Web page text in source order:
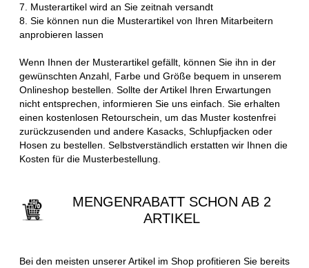
7. Musterartikel wird an Sie zeitnah versandt
8. Sie können nun die Musterartikel von Ihren Mitarbeitern
anprobieren lassen
Wenn Ihnen der Musterartikel gefällt, können Sie ihn in der
gewünschten Anzahl, Farbe und Größe bequem in unserem
Onlineshop bestellen. Sollte der Artikel Ihren Erwartungen
nicht entsprechen, informieren Sie uns einfach. Sie erhalten
einen kostenlosen Retourschein, um das Muster kostenfrei
zurückzusenden und andere Kasacks, Schlupfjacken oder
Hosen zu bestellen. Selbstverständlich erstatten wir Ihnen die
Kosten für die Musterbestellung.
MENGENRABATT SCHON AB 2
ARTIKEL
Bei den meisten unserer Artikel im Shop profitieren Sie bereits